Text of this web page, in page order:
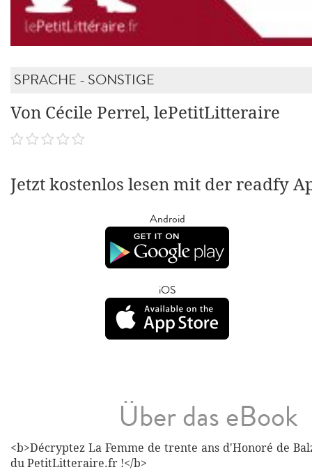
SPRACHE - SONSTIGE
Von Cécile Perrel, lePetitLitteraire
Jetzt kostenlos lesen mit der readfy
Android
iOS
Über das eBook
<b>Décryptez La Femme de trente ans d'Honoré de
du PetitLitteraire.fr !</b>